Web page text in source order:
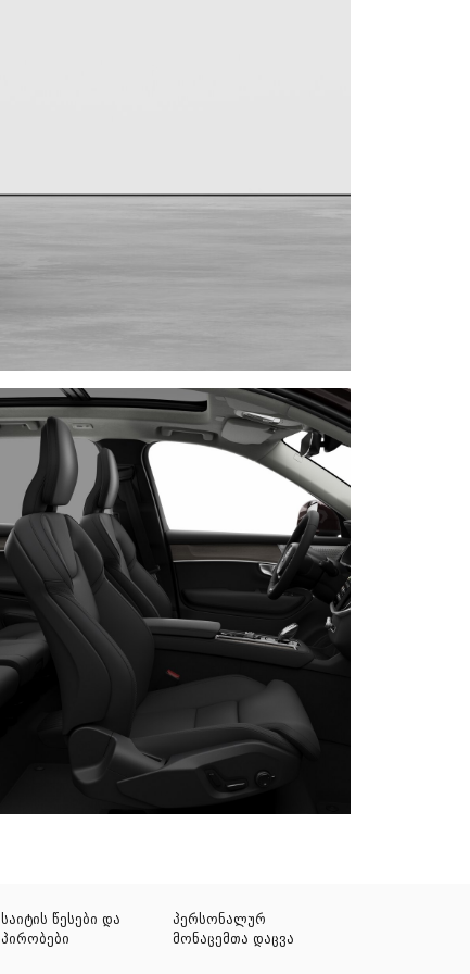
საიტის წესები და
პირობები
პერსონალურ
მონაცემთა დაცვა